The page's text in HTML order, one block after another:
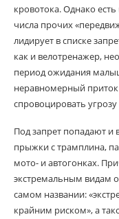
кровотока. Однако
числа прочих
лидирует в списке
как и велотренажер,
период ожидания
неравномерный
спровоцировать
Под запрет попадают и
прыжки с трамплина,
мото- и автогонках.
экстремальным видам
самом названии:
крайним риском», а